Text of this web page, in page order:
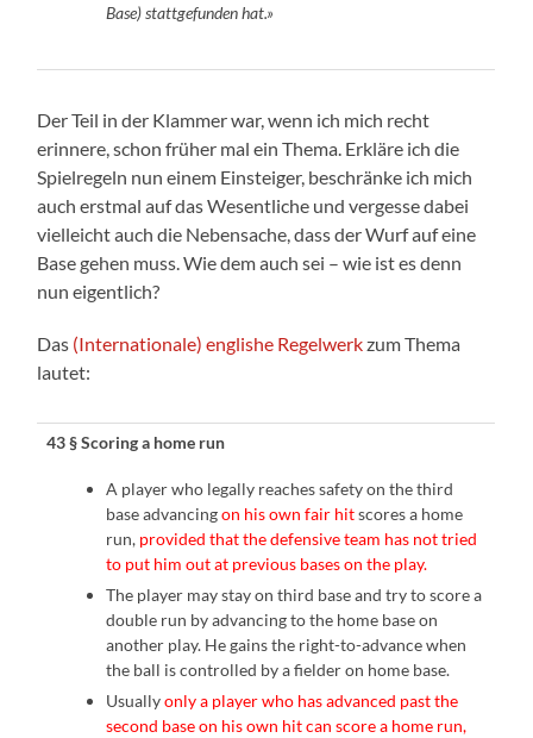
Base) stattgefunden hat.»
Der Teil in der Klammer war, wenn ich mich recht
erinnere, schon früher mal ein Thema. Erkläre ich die
Spielregeln nun einem Einsteiger, beschränke ich mich
auch erstmal auf das Wesentliche und vergesse dabei
vielleicht auch die Nebensache, dass der Wurf auf eine
Base gehen muss. Wie dem auch sei – wie ist es denn
nun eigentlich?
Das (Internationale) englishe Regelwerkzum Thema
lautet:
43 § Scoring a home run
A player who legally reaches safety on the third
base advancingon his own fair hitscores a home
run, provided that the defensive team has not tried
to put him out at previous bases on the play.
The player may stay on third base and try to score a
double run by advancing to the home base on
another play. He gains the right-to-advance when
the ball is controlled by a fielder on home base.
Usuallyonly a player who has advanced past the
second base on his own hit can score a home run,